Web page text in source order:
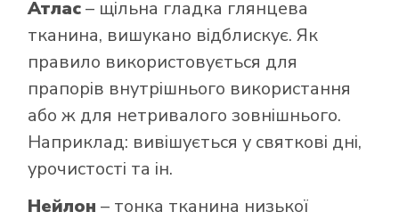
Атлас– щільна гладка глянцева
тканина, вишукано відблискує. Як
правило використовується для
прапорів внутрішнього використання
або ж для нетривалого зовнішнього.
Наприклад: вивішується у святкові дні,
урочистості та ін.
Нейлон – тонка тканина низької